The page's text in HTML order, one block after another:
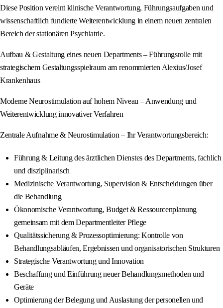
Diese Position vereint klinische Verantwortung, Führungsaufgaben und
wissenschaftlich fundierte Weiterentwicklung in einem neuen zentralen
Bereich der stationären Psychiatrie.
Aufbau & Gestaltung eines neuen Departments – Führungsrolle mit
strategischem Gestaltungsspielraum am renommierten Alexius/Josef
Krankenhaus
Moderne Neurostimulation auf hohem Niveau – Anwendung und
Weiterentwicklung innovativer Verfahren
Zentrale Aufnahme & Neurostimulation – Ihr Verantwortungsbereich:
Führung & Leitung des ärztlichen Dienstes des Departments, fachlich
und disziplinarisch
Medizinische Verantwortung, Supervision & Entscheidungen über
die Behandlung
Ökonomische Verantwortung, Budget & Ressourcenplanung
gemeinsam mit dem Departmentleiter Pflege
Qualitätssicherung & Prozessoptimierung: Kontrolle von
Behandlungsabläufen, Ergebnissen und organisatorischen Strukturen
Strategische Verantwortung und Innovation
Beschaffung und Einführung neuer Behandlungsmethoden und
Geräte
Optimierung der Belegung und Auslastung der personellen und